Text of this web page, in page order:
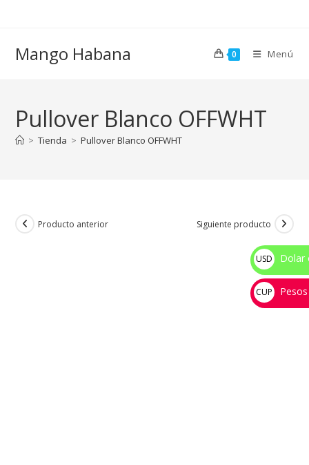
Mango Habana 0 Menú
Pullover Blanco OFFWHT
> Tienda > Pullover Blanco OFFWHT
Producto anterior Siguiente producto
USD
$
Dolar
CUP
💰
Pesos